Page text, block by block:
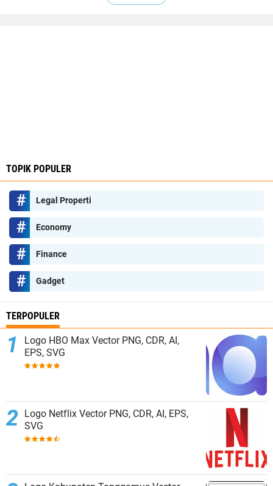
TOPIK POPULER
Legal Properti
Economy
Finance
Gadget
TERPOPULER
Logo HBO Max Vector PNG, CDR, AI,
EPS, SVG
Logo Netflix Vector PNG, CDR, AI, EPS,
SVG